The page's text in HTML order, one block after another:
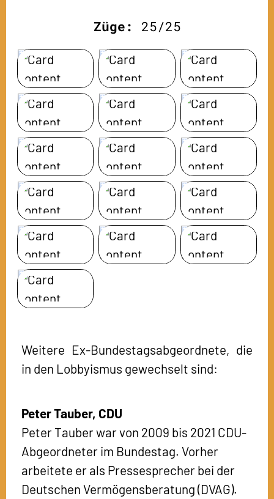
Züge: 25/25
Weitere Ex-Bundestagsabgeordnete, die
in den Lobbyismus gewechselt sind:
Peter Tauber, CDU
Peter Tauber war von 2009 bis 2021 CDU-
Abgeordneter im Bundestag. Vorher
arbeitete er als Pressesprecher bei der
Deutschen Vermögensberatung (DVAG).